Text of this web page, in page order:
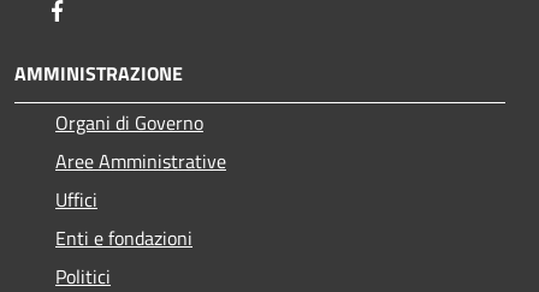
AMMINISTRAZIONE
Organi di Governo
Aree Amministrative
Uffici
Enti e fondazioni
Politici